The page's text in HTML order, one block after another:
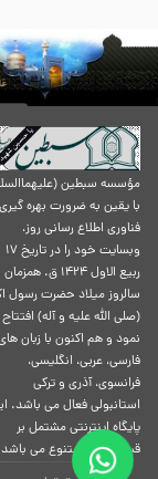
مؤسسه سبطين
با يقين به ضرورت بهره
فناورى اطلاع رسانى روز،
وبسایت خود را در تاريخ 17
ربيع الاول 1424 ق.
سالروز ميلاد حضرت رسول
(صلی الله علیه و آله) افتتاح
نمود و هم اكنون با زبان
فارسی، عربى، انگلیسی،
فرانسوی، آذری و ترکی
استانبولی فعال مى باشد.
پايگاه اينترنتى مشتمل بر
قسمت هاى متنوع مى